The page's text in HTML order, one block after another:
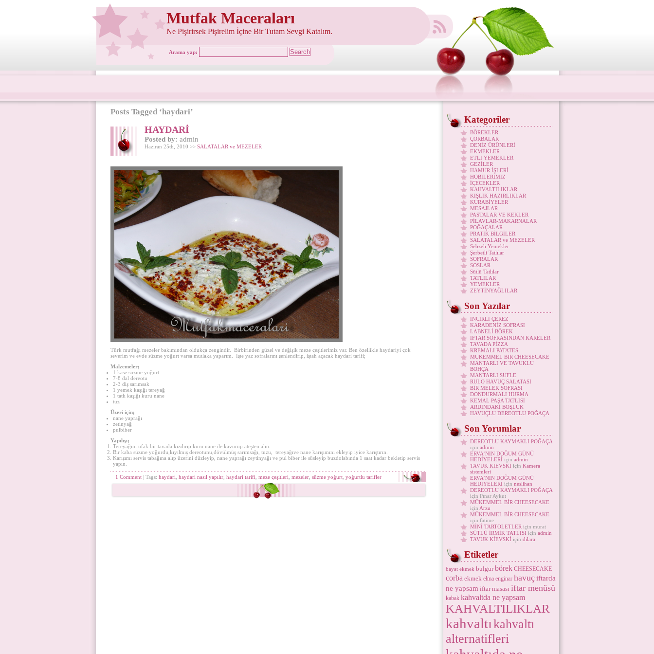
Mutfak Maceraları
Ne Pişirirsek Pişirelim İçine Bir Tutam Sevgi Katalım.
Arama yap:
Posts Tagged ‘haydari’
HAYDARİ
Posted by: admin
Haziran 25th, 2010 >> SALATALAR ve MEZELER
Türk mutfağı mezeler bakımından oldukça zengindir. Birbirinden güzel ve değişik meze çeşitlerimiz var. Ben özellikle haydariyi çok
severim ve evde süzme yoğurt varsa mutlaka yaparım. İşte yaz sofralarını şenlendirip, iştah açacak haydari tarifi;
Malzemeler;
1 kase süzme yoğurt
7-8 dal dereotu
2-3 diş sarımsak
1 yemek kaşığı tereyağ
1 tatlı kaşığı kuru nane
tuz
Üzeri için;
nane yaprağı
zetinyağ
pulbiber
Yapılışı;
Tereyağını ufak bir tavada kızdırıp kuru nane ile kavurup ateşten alın.
Bir kaba süzme yoğurdu,kıyılmış dereotunu,dövülmüş sarımsağı, tuzu, tereyağıve nane karışımını ekleyip iyice karıştırın.
Karışımı servis tabağına alıp üzerini düzleyip, nane yaprağı zeytinyağı ve pul biber ile süsleyip buzdolabında 1 saat kadar bekletip servis
yapın.
1 Comment | Tags: haydari haydari nasıl yapılır haydari tarifi meze çeşitleri mezeler süzme yoğurt yoğurtlu tarifler
Kategoriler
BÖREKLER
ÇORBALAR
DENİZ ÜRÜNLERİ
EKMEKLER
ETLİ YEMEKLER
GEZİLER
HAMUR İŞLERİ
HOBİLERİMİZ
İÇECEKLER
KAHVALTILIKLAR
KIŞLIK HAZIRLIKLAR
KURABİYELER
MESAJLAR
PASTALAR VE KEKLER
PİLAVLAR-MAKARNALAR
POĞAÇALAR
PRATİK BİLGİLER
SALATALAR ve MEZELER
Sebzeli Yemekler
Şerbetli Tatlılar
SOFRALAR
SOSLAR
Sütlü Tatlılar
TATLILAR
YEMEKLER
ZEYTİNYAĞLILAR
Son Yazılar
İNCİRLİ ÇEREZ
KARADENİZ SOFRASI
LABNELİ BÖREK
İFTAR SOFRASINDAN KARELER
TAVADA PİZZA
KREMALI PATATES
MÜKEMMEL BİR CHEESECAKE
MANTARLI VE TAVUKLU
BOHÇA
MANTARLI SUFLE
RULO HAVUÇ SALATASI
BİR MELEK SOFRASI
DONDURMALI HURMA
KEMAL PAŞA TATLISI
ARDINDAKİ BOŞLUK
HAVUÇLU DEREOTLU POĞAÇA
Son Yorumlar
DEREOTLU KAYMAKLI POĞAÇA
için admin
ERVA’NIN DOĞUM GÜNÜ
HEDİYELERİ için admin
TAVUK KİEVSKİ için Kamera
sistemleri
ERVA’NIN DOĞUM GÜNÜ
HEDİYELERİ için neslihan
DEREOTLU KAYMAKLI POĞAÇA
için Pınar Aykut
MÜKEMMEL BİR CHEESECAKE
için Arzu
MÜKEMMEL BİR CHEESECAKE
için fatime
MİNİ TARTOLETLER için murat
SÜTLÜ İRMİK TATLISI için admin
TAVUK KİEVSKİ için dilara
Etiketler
bayat ekmek bulgur börek CHEESECAKE
corba ekmek elma enginar havuçiftarda
ne yapsam iftar masası iftar menüsü
kabak kahvaltda ne yapsam
KAHVALTILIKLAR
kahvaltıkahvaltı
alternatifleri